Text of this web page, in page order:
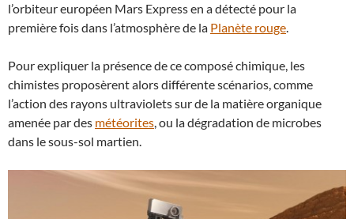
l’orbiteur européen Mars Express en a détecté pour la
première fois dans l’atmosphère de la Planète rouge.
Pour expliquer la présence de ce composé chimique, les
chimistes proposèrent alors différente scénarios, comme
l’action des rayons ultraviolets sur de la matière organique
amenée par des météorites, ou la dégradation de microbes
dans le sous-sol martien.